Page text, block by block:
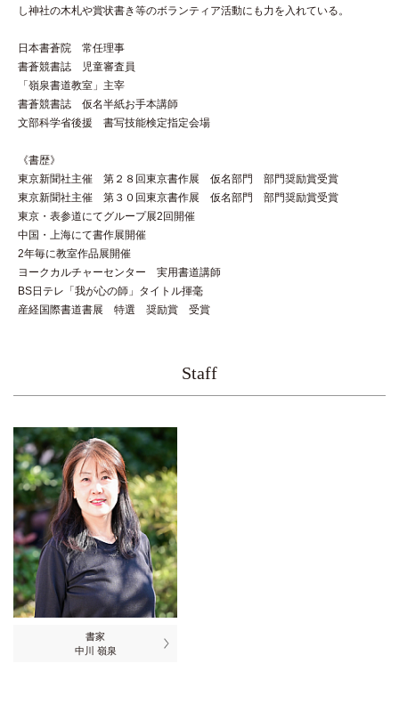
し神社の木札や賞状書き等のボランティア活動にも力を入れている。
日本書蒼院 常任理事
書蒼競書誌 児童審査員
「嶺泉書道教室」主宰
書蒼競書誌 仮名半紙お手本講師
文部科学省後援 書写技能検定指定会場
《書歴》
東京新聞社主催 第２８回東京書作展 仮名部門 部門奨励賞受賞
東京新聞社主催 第３０回東京書作展 仮名部門 部門奨励賞受賞
東京・表参道にてグループ展2回開催
中国・上海にて書作展開催
2年毎に教室作品展開催
ヨークカルチャーセンター 実用書道講師
BS日テレ「我が心の師」タイトル揮毫
産経国際書道書展 特選 奨励賞 受賞
Staff
書家
中川 嶺泉